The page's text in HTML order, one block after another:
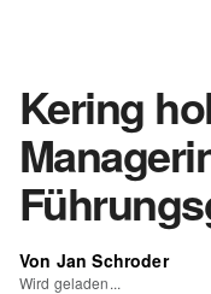
Kering
Von Jan Schroder
Wird geladen...